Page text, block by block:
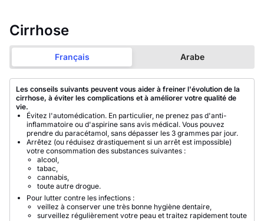
Cirrhose
Français Arabe
Les conseils suivants peuvent vous aider à freiner l'évolution de la
cirrhose, à éviter les complications et à améliorer votre qualité de
vie.
Évitez l'automédication. En particulier, ne prenez pas d'anti-
inflammatoire ou d'aspirine sans avis médical. Vous pouvez
prendre du paracétamol, sans dépasser les 3 grammes par jour.
Arrêtez (ou réduisez drastiquement si un arrêt est impossible)
votre consommation des substances suivantes :
alcool,
tabac,
cannabis,
toute autre drogue.
Pour lutter contre les infections :
veillez à conserver une très bonne hygiène dentaire,
surveillez régulièrement votre peau et traitez rapidement toute